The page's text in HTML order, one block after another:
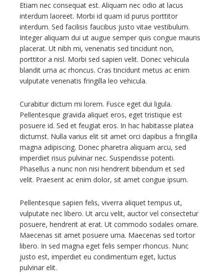
Etiam nec consequat est. Aliquam nec odio at lacus
interdum laoreet. Morbi id quam id purus porttitor
interdum. Sed facilisis faucibus justo vitae vestibulum.
Integer aliquam dui ut augue semper quis congue mauris
placerat. Ut nibh mi, venenatis sed tincidunt non,
porttitor a nisl. Morbi sed sapien velit. Donec vehicula
blandit urna ac rhoncus. Cras tincidunt metus ac enim
vulputate venenatis fringilla leo vehicula.
Curabitur dictum mi lorem. Fusce eget dui ligula.
Pellentesque gravida aliquet eros, eget tristique est
posuere id. Sed et feugiat eros. In hac habitasse platea
dictumst. Nulla varius elit sit amet orci dapibus a fringilla
magna adipiscing. Donec pharetra aliquam arcu, sed
imperdiet risus pulvinar nec. Suspendisse potenti.
Phasellus a nunc non nisi hendrerit bibendum et sed
velit. Praesent ac enim dolor, sit amet congue ipsum.
Pellentesque sapien felis, viverra aliquet tempus ut,
vulputate nec libero. Ut arcu velit, auctor vel consectetur
posuere, hendrerit at erat. Ut commodo sodales ornare.
Maecenas sit amet posuere urna. Maecenas sed tortor
libero. In sed magna eget felis semper rhoncus. Nunc
justo est, imperdiet eu condimentum eget, luctus
pulvinar elit.